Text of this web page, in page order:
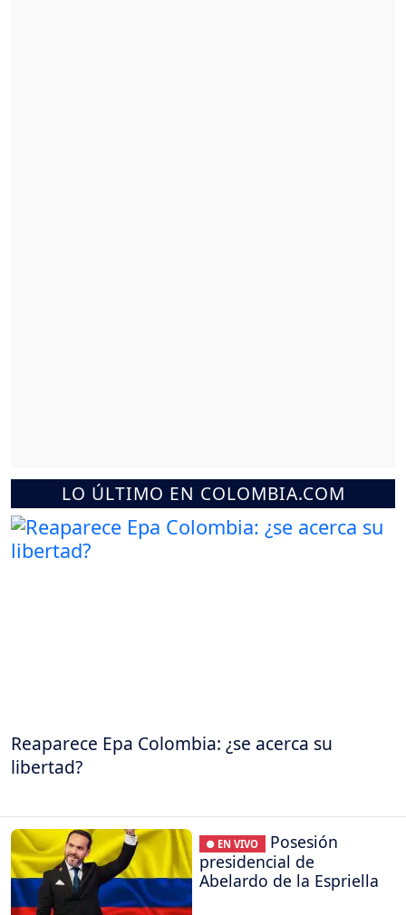
LO ÚLTIMO EN COLOMBIA.COM
Reaparece Epa Colombia: ¿se acerca su
libertad?
● EN VIVO
Posesión
presidencial de
Abelardo de la Espriella